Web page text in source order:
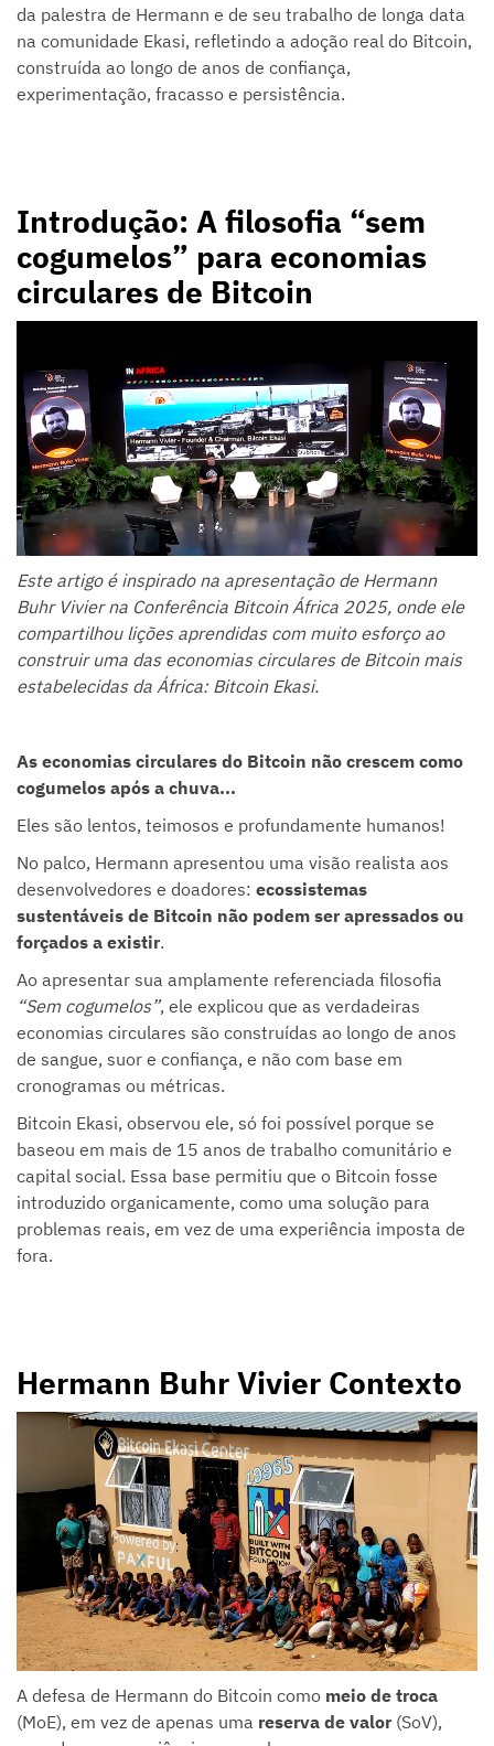
da palestra de Hermann e de seu trabalho de longa data
na comunidade Ekasi, refletindo a adoção real do Bitcoin,
construída ao longo de anos de confiança,
experimentação, fracasso e persistência.
Introdução: A filosofia “sem
cogumelos” para economias
circulares de Bitcoin
Este artigo é inspirado na apresentação de Hermann
Buhr Vivier na Conferência Bitcoin África 2025, onde ele
compartilhou lições aprendidas com muito esforço ao
construir uma das economias circulares de Bitcoin mais
estabelecidas da África: Bitcoin Ekasi.
As economias circulares do Bitcoin não crescem como
cogumelos após a chuva...
Eles são lentos, teimosos e profundamente humanos!
No palco, Hermann apresentou uma visão realista aos
desenvolvedores e doadores: ecossistemas
sustentáveis de Bitcoin não podem ser apressados ou
forçados a existir.
Ao apresentar sua amplamente referenciada filosofia
“Sem cogumelos”, ele explicou que as verdadeiras
economias circulares são construídas ao longo de anos
de sangue, suor e confiança, e não com base em
cronogramas ou métricas.
Bitcoin Ekasi, observou ele, só foi possível porque se
baseou em mais de 15 anos de trabalho comunitário e
capital social. Essa base permitiu que o Bitcoin fosse
introduzido organicamente, como uma solução para
problemas reais, em vez de uma experiência imposta de
fora.
Hermann Buhr Vivier Contexto
A defesa de Hermann do Bitcoin como meio de troca
(MoE), em vez de apenas uma reserva de valor (SoV),